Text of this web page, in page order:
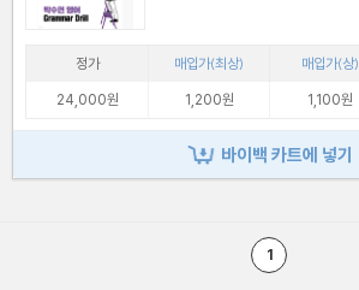
정가 매입가(최상) 매입가(상)
24,000원
1,200원 1,100원
바이백 카트에 넣기
1